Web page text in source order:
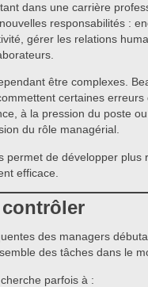
dans une carrière
responsabilités :
gérer les relations
être complexes.
certaines erreurs
à la pression du poste
du rôle managérial.
permet de développer plus
efficace.
des managers
des tâches dans le
parfois à :